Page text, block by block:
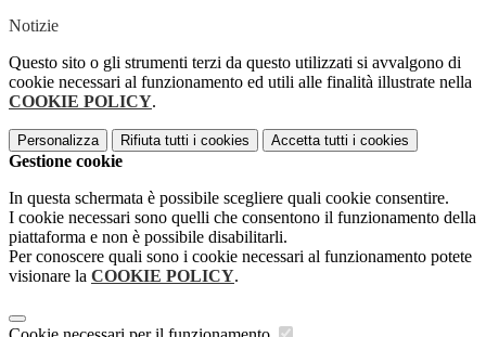
Notizie
Questo sito o gli strumenti terzi da questo utilizzati si avvalgono di
cookie necessari al funzionamento ed utili alle finalità illustrate nella
COOKIE POLICY.
Personalizza Rifiuta tutti i cookies Accetta tutti i cookies
Gestione cookie
In questa schermata è possibile scegliere quali cookie consentire.
I cookie necessari sono quelli che consentono il funzionamento della
piattaforma e non è possibile disabilitarli.
Per conoscere quali sono i cookie necessari al funzionamento potete
visionare la COOKIE POLICY.